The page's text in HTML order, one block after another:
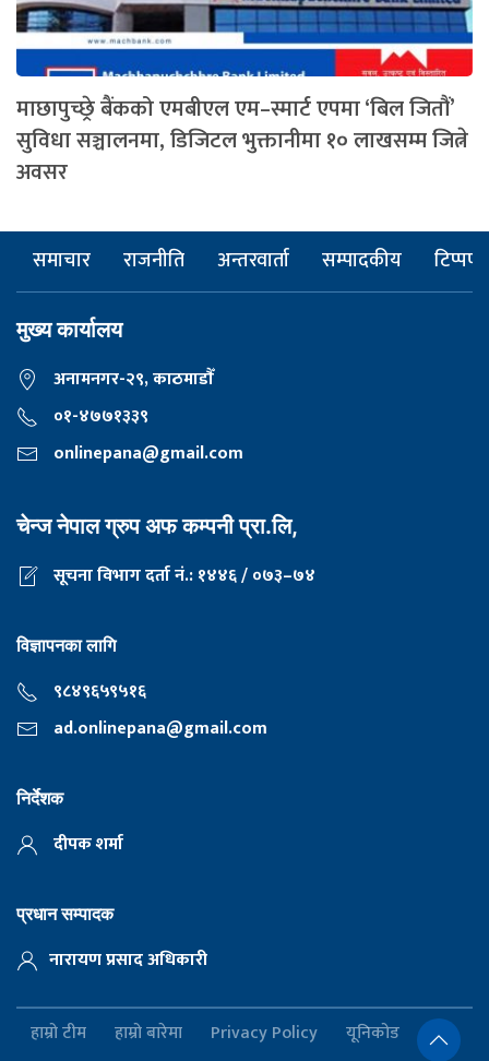
माछापुच्छ्रे बैंकको एमबीएल एम–स्मार्ट एपमा ‘बिल जितौं’
सुविधा सञ्चालनमा, डिजिटल भुक्तानीमा १० लाखसम्म जित्ने
अवसर
समाचार राजनीति अन्तरवार्ता सम्पादकीय टिप्पणी
मुख्य कार्यालय
अनामनगर-२९, काठमाडाैँ
०१-४७७१३३९
onlinepana@gmail.com
चेन्ज नेपाल ग्रुप अफ कम्पनी प्रा.लि,
सूचना विभाग दर्ता नं.: १४४६ / ०७३–७४
विज्ञापनका लागि
९८४९६५९५१६
ad.onlinepana@gmail.com
निर्देशक
दीपक शर्मा
प्रधान सम्पादक
नारायण प्रसाद अधिकारी
हाम्रो टीम हाम्रो बारेमा Privacy Policy यूनिकोड